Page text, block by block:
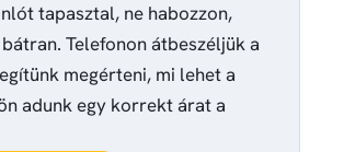
tapasztal, ne habozzon,
Telefonon átbeszéljük a
megérteni, mi lehet a
adunk egy korrekt árat a